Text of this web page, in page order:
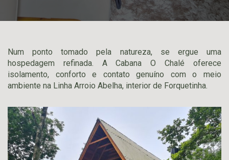
Num ponto tomado pela natureza, se ergue uma
hospedagem refinada. A Cabana O Chalé oferece
isolamento, conforto e contato genuíno com o meio
ambiente na Linha Arroio Abelha, interior de Forquetinha.